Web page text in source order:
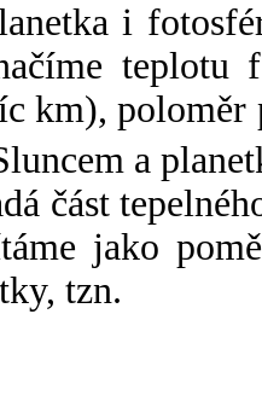
i
km),
a
část
jako
tzn.